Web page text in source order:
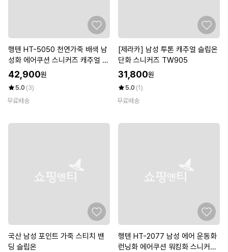
행텐 HT-5050 천연가죽 배색 남
성화 에어쿠션 스니커즈 캐주얼 컴
포트화
42,900원
5.0 (3)
무료배송
[제라카] 남성 투톤 캐주얼 슬립온
단화 스니커즈 TW905
31,800원
5.0 (1)
무료배송
국산 남성 포인트 가죽 스티치 밴
딩 슬립온
행텐 HT-2077 남성 에어 운동화
런닝화 에어쿠션 워킹화 스니커즈